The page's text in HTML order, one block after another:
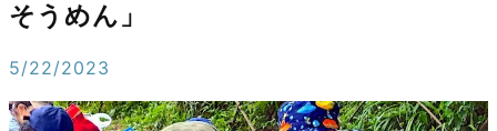
そうめん」
5/22/2023